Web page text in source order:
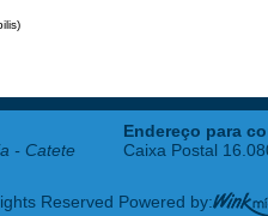
- Catete
Endereço para
Caixa Postal
Reserved Powered by: